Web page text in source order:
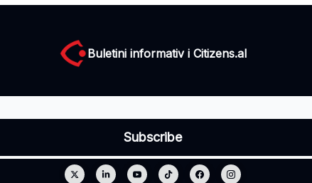
Buletini informativ i Citizens.al